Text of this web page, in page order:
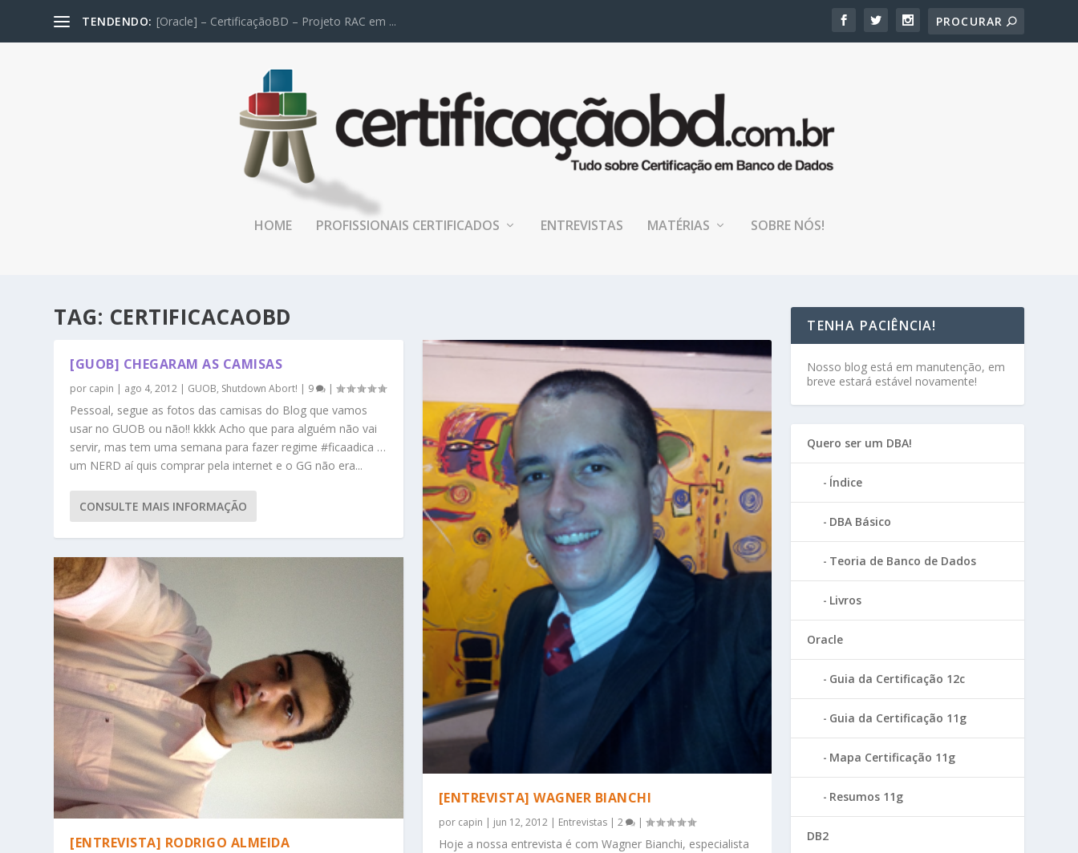
TENDENDO: [Oracle] – CertificaçãoBD – Projeto RAC em ...
HOME PROFISSIONAIS CERTIFICADOS ENTREVISTAS MATÉRIAS SOBRE NÓS!
TAG: CERTIFICACAOBD
[GUOB] CHEGARAM AS CAMISAS
por capin | ago 4, 2012 | GUOB, Shutdown Abort! | 9 |
Pessoal, segue as fotos das camisas do Blog que vamos
usar no GUOB ou não!! kkkk Acho que para alguém não vai
servir, mas tem uma semana para fazer regime #ficaadica …
um NERD aí quis comprar pela internet e o GG não era...
CONSULTE MAIS INFORMAÇÃO
[ENTREVISTA] RODRIGO ALMEIDA
[ENTREVISTA] WAGNER BIANCHI
por capin | jun 12, 2012| Entrevistas| 2 |
Hoje a nossa entrevista é com Wagner Bianchi, especialista
TENHA PACIÊNCIA!
Nosso blog está em manutenção, em
breve estará estável novamente!
Quero ser um DBA!
Índice
DBA Básico
Teoria de Banco de Dados
Livros
Oracle
Guia da Certificação 12c
Guia da Certificação 11g
Mapa Certificação 11g
Resumos 11g
DB2